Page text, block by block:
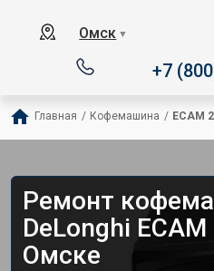
Омск ▼
+7
Главная / Кофемашина / ECAM
Ремонт
DeLonghi
Омске